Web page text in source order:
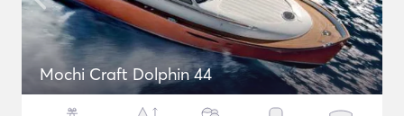
Mochi Craft Dolphin 44